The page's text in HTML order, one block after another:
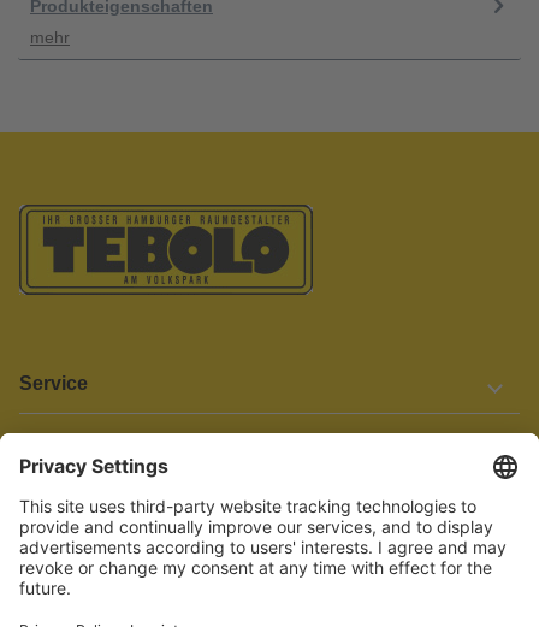
Produkteigenschaften
mehr
Service
Informationen
Barrierefreiheit
Wir bemühen uns, unsere Website barrierefrei zu gestalten.
Einige Inhalte und Funktionen sind derzeit jedoch noch nicht
vollständig zugänglich. Wenn Sie auf Barrieren stoßen oder Hilfe
benötigen, kontaktieren Sie uns bitte unter service[at]knutzen.de.